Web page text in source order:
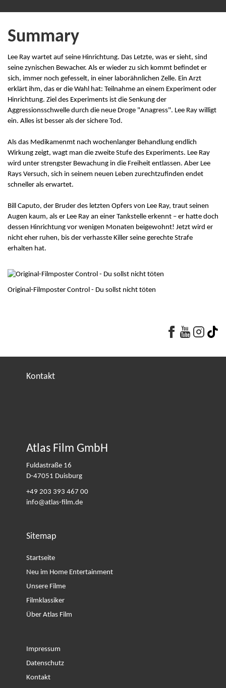
Summary
Lee Ray wartet auf seine Hinrichtung. Das Letzte, was er sieht, sind
seine zynischen Bewacher. Als er wieder zu sich kommt befindet er
sich, immer noch gefesselt, in einer laborähnlichen Zelle. Ein Arzt
erklärt ihm, das er die Wahl hat: Teilnahme an einem Experiment oder
Hinrichtung. Ziel des Experiments ist die Senkung der
Aggressionsschwelle durch die neue Droge "Anagress". Lee Ray willigt
ein. Alles ist besser als der sichere Tod.
Als das Medikamenmt nach wochenlanger Behandlung endlich
Wirkung zeigt, wagt man die zweite Stufe des Experiments. Lee Ray
wird unter strengster Bewachung in die Freiheit entlassen. Aber Lee
Rays Versuch, sich in seinem neuen Leben zurechtzufinden endet
schneller als erwartet.
Bill Caputo, der Bruder des letzten Opfers von Lee Ray, traut seinen
Augen kaum, als er Lee Ray an einer Tankstelle erkennt – er hatte doch
dessen Hinrichtung vor wenigen Monaten beigewohnt! Jetzt wird er
nicht eher ruhen, bis der verhasste Killer seine gerechte Strafe
erhalten hat.
Original-Filmposter Control - Du sollst nicht töten
Kontakt
Atlas Film GmbH
Fuldastraße 16
D-47051 Duisburg
+49 203 393 467 00
info@atlas-film.de
Sitemap
Startseite
Neu im Home Entertainment
Unsere Filme
Filmklassiker
Über Atlas Film
Impressum
Datenschutz
Kontakt